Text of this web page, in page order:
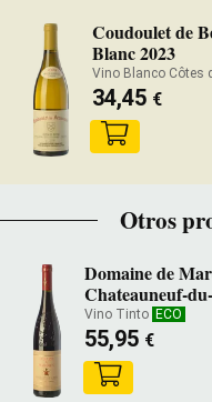
Coudoulet de
Blanc 2023
Vino Blanco Côtes
34,45 €
Otros
Domaine de
Chateauneuf-
Vino Tinto ECO
55,95 €